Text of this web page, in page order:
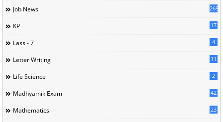
Job News 269
KP 17
Lass - 7 4
Letter Writing 11
Life Science 2
Madhyamik Exam 42
Mathematics 23